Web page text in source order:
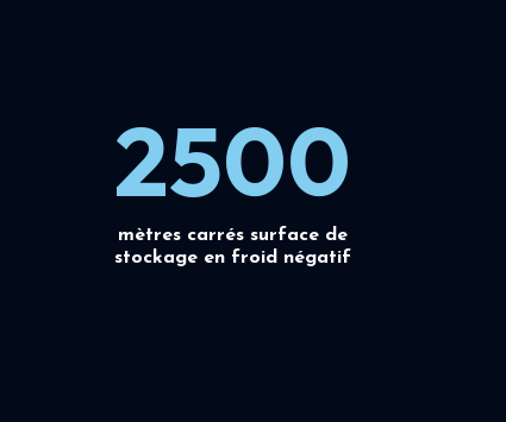
2500
mètres carrés surface de
stockage en froid négatif